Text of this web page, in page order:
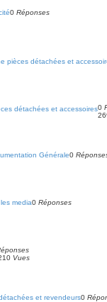
0 Réponses
pièces détachées et
détachées et accessoires0
Générale0
media0 Réponses
Vues
et revendeurs0